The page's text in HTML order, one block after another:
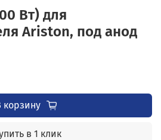
Вт) для
Ariston, под анод
корзину
в 1 клик